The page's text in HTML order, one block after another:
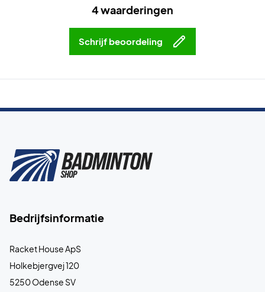
4 waarderingen
Schrijf beoordeling
Bedrijfsinformatie
Racket House ApS
Holkebjergvej 120
5250 Odense SV